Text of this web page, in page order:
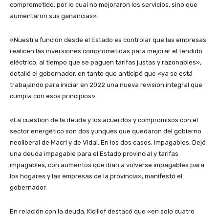
comprometido, por lo cual no mejoraron los servicios, sino que
aumentaron sus ganancias».
«Nuestra función desde el Estado es controlar que las empresas
realicen las inversiones comprometidas para mejorar el tendido
eléctrico, al tiempo que se paguen tarifas justas y razonables»,
detalló el gobernador, en tanto que anticipó que «ya se está
trabajando para iniciar en 2022 una nueva revisión integral que
cumpla con esos principios».
«La cuestión de la deuda y los acuerdos y compromisos con el
sector energético son dos yunques que quedaron del gobierno
neoliberal de Macri y de Vidal. En los dos casos, impagables. Dejó
una deuda impagable para el Estado provincial y tarifas
impagables, con aumentos que iban a volverse impagables para
los hogares y las empresas de la provincia», manifestó el
gobernador.
En relación con la deuda, Kicillof destacó que «en solo cuatro